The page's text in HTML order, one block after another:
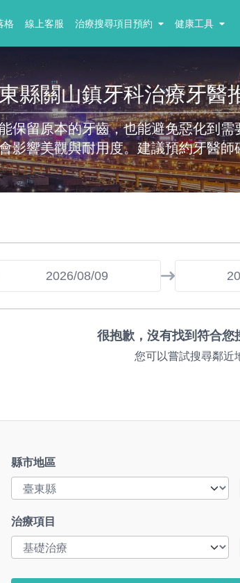
格 線上客服 治療搜尋項目預約 健康工具
縣關山鎮牙科治療牙醫
保留原本的牙齒，也能避免惡化到
影響美觀與耐用度。建議預約牙醫師
很抱歉，沒有找到符合您
您可以嘗試搜尋鄰近
縣市地區
治療項目